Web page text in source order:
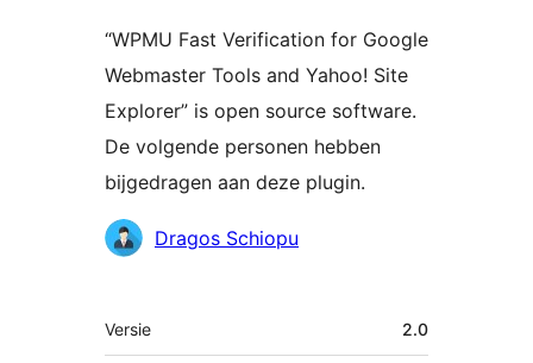
“WPMU Fast Verification for Google
Webmaster Tools and Yahoo! Site
Explorer” is open source software.
De volgende personen hebben
bijgedragen aan deze plugin.
BijdragersDragos Schiopu
Meta
Versie 2.0